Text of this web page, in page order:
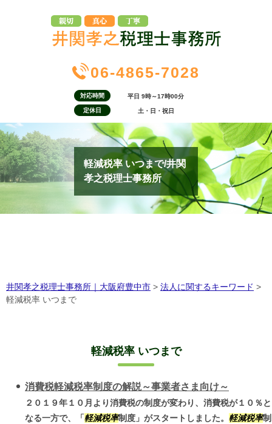
06-4865-7028
対応時間 平日 9時～17時00分
定休日 土・日・祝日
軽減税率 いつまで/井関
孝之税理士事務所
井関孝之税理士事務所｜大阪府豊中市 > 法人に関するキーワード >
軽減税率 いつまで
軽減税率 いつまで
消費税軽減税率制度の解説～事業者さま向け～
２０１９年１０月より消費税の制度が変わり、消費税が１０％と
なる一方で、「 軽減税率制度」がスタートしました。 軽減税率制